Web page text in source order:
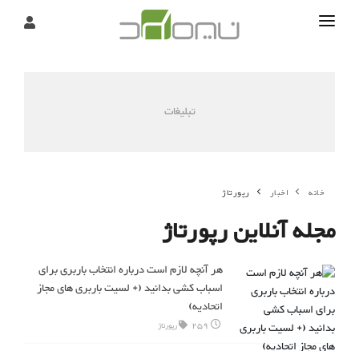
تبلیغات
خانه اخبار رپورتاژ
مجله آنلاین رپورتاژ
هر آنچه لازم است درباره انتخاب باربری برای
اسباب کشی بدانید (+ لسیت باربری های مجاز
اتحادیه)
259 رپورتاژ